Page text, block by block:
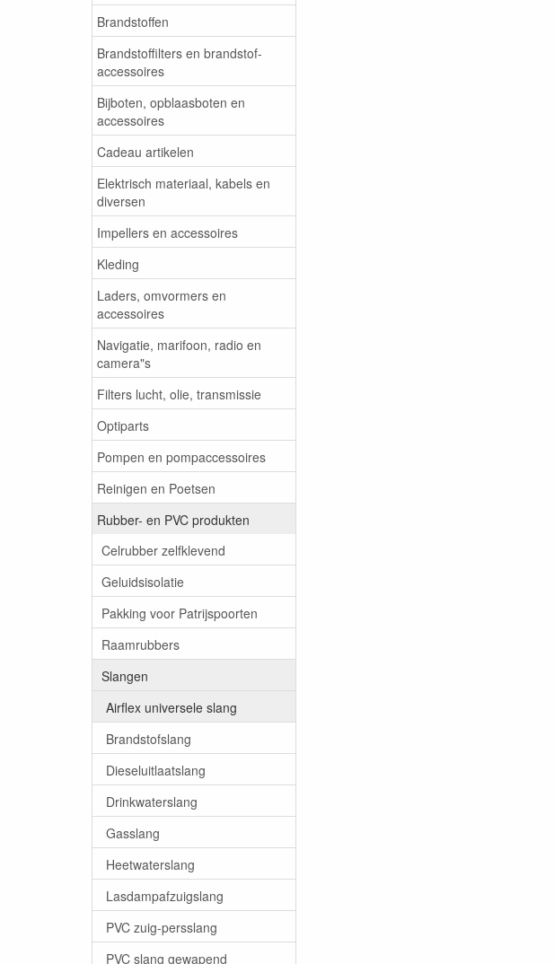
Brandstoffen
Brandstoffilters en brandstof-
accessoires
Bijboten, opblaasboten en
accessoires
Cadeau artikelen
Elektrisch materiaal, kabels en
diversen
Impellers en accessoires
Kleding
Laders, omvormers en
accessoires
Navigatie, marifoon, radio en
camera"s
Filters lucht, olie, transmissie
Optiparts
Pompen en pompaccessoires
Reinigen en Poetsen
Rubber- en PVC produkten
Celrubber zelfklevend
Geluidsisolatie
Pakking voor Patrijspoorten
Raamrubbers
Slangen
Airflex universele slang
Brandstofslang
Dieseluitlaatslang
Drinkwaterslang
Gasslang
Heetwaterslang
Lasdampafzuigslang
PVC zuig-persslang
PVC slang gewapend